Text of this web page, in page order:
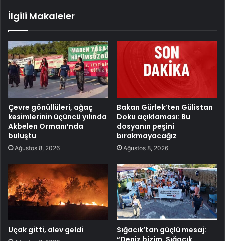
İlgili Makaleler
Çevre gönüllüleri, ağaç
kesimlerinin üçüncü yılında
Akbelen Ormanı’nda
buluştu
Ağustos 8, 2026
Bakan Gürlek’ten Gülistan
Doku açıklaması: Bu
dosyanın peşini
bırakmayacağız
Ağustos 8, 2026
Uçak gitti, alev geldi
Sığacık’tan güçlü mesaj: